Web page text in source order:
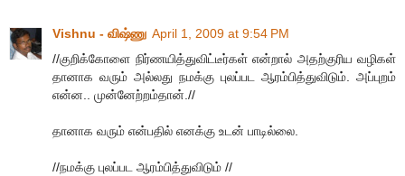
Vishnu - விஷ்ணு April 1, 2009 at 9:54 PM
//குறிக்கோளை நிர்ணயித்துவிட்டீர்கள் என்றால் அதற்குரிய வழிகள்
தானாக வரும் அல்லது நமக்கு புலப்பட ஆரம்பித்துவிடும். அப்புறம்
என்ன.. முன்னேற்றம்தான்.//
தானாக வரும் என்பதில் எனக்கு உடன் பாடில்லை.
//நமக்கு புலப்பட ஆரம்பித்துவிடும் //